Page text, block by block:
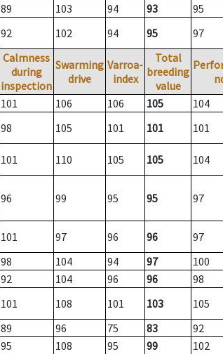
89 103 94 93
95
92 102 94 95 97
Calmness
during
inspection
Swarming
drive
Varroa-
index
Total
breeding
value
101 106 106 105
104
98 105 101 101 101
101 110 105 105 104
96 99 95 95 97
101 97 96 96
97
98 104 94 97
100
92 104 96 96
98
101 108 101 103
105
89 96 75 83
92
95 108 95 99
102